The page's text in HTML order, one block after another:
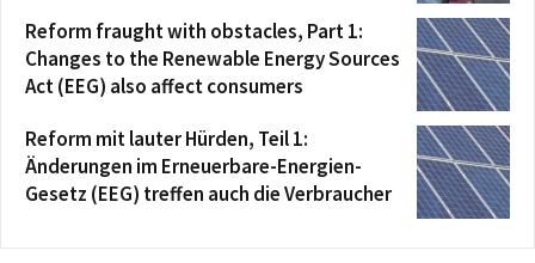
Reform fraught with obstacles, Part 1:
Changes to the Renewable Energy Sources
Act (EEG) also affect consumers
Reform mit lauter Hürden, Teil 1:
Änderungen im Erneuerbare-Energien-
Gesetz (EEG) treffen auch die Verbraucher